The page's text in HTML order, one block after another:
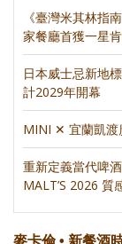
《臺灣米其林指
家餐廳首獲一星
日本威士忌新地
計2029年開幕
MINI ✕ 宜蘭凱渡
重新定義當代啤
MALT’S 2026 質
麥卡倫 • 新餐酒